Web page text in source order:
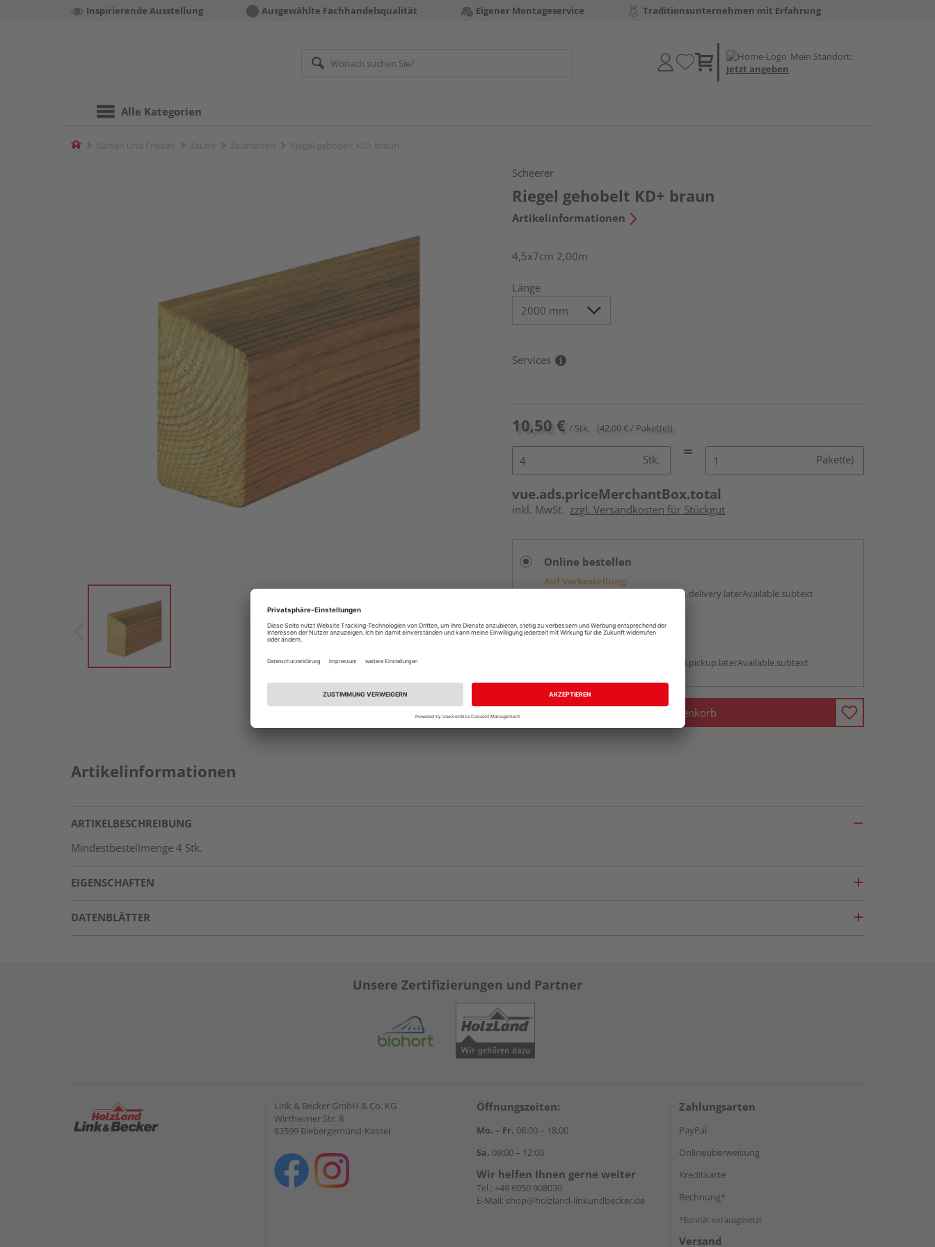
Inspirierende Ausstellung Ausgewählte Fachhandelsqualität Eigener Montageservice Traditionsunternehmen mit Erfahrung
Mein Standort:
Jetzt angeben
Alle Kategorien
Home
Scheerer
Riegel gehobelt KD+ braun
Artikelinformationen
4,5x7cm 2,00m
Länge
Services
10,50 € / Stk. (42,00 € / Paket(e))
Stk. Paket(e)
vue.ads.priceMerchantBox.total
inkl. MwSt. zzgl. Versandkosten für Stückgut
Online bestellen
Auf Vorbestellung:
vue.ads.priceMerchantBox.option.delivery.laterAvailable.subtext
Beim Händler abholen
vue.ads.priceMerchantBox.option.pickup.laterAvailable.subtext
In den Warenkorb
Artikelinformationen
ARTIKELBESCHREIBUNG
Mindestbestellmenge 4 Stk.
EIGENSCHAFTEN
DATENBLÄTTER
Unsere Zertifizierungen und Partner
Link & Becker GmbH & Co. KG
Wirtheimer Str. 8
63599 Biebergemünd-Kassel
Öffnungszeiten:
Mo. – Fr. 08:00 – 18:00
Sa. 09:00 – 12:00
Wir helfen Ihnen gerne weiter
Tel.: +49 6050 908030
E-Mail: shop@holzland-linkundbecker.de
Zahlungsarten
PayPal
Onlineüberweisung
Kreditkarte
Rechnung*
*Bonität vorausgesetzt
Versand